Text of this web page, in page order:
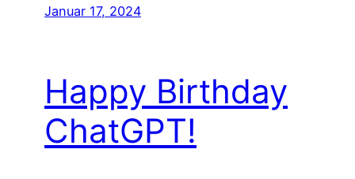
Januar 17, 2024
Happy Birthday
ChatGPT!